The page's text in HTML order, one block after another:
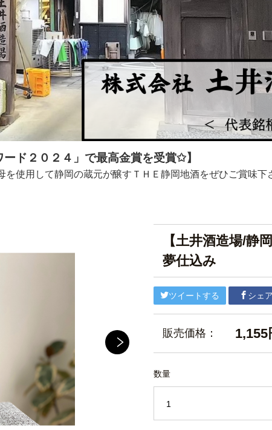
ード２０２４」で最高金賞を受賞✩】
を使用して静岡の蔵元が醸すＴＨＥ静岡地酒をぜひご賞味
【土井酒造場/静
夢仕込み
ツイートする シェ
販売価格： 1,155
数量